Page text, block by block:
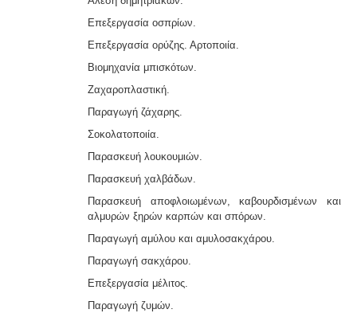
Επεξεργασία οσπρίων.
Επεξεργασία ορύζης. Αρτοποιία.
Βιομηχανία μπισκότων.
Ζαχαροπλαστική.
Παραγωγή ζάχαρης.
Σοκολατοποιία.
Παρασκευή λουκουμιών.
Παρασκευή χαλβάδων.
Παρασκευή αποφλοιωμένων, καβουρδισμένων και
αλμυρών ξηρών καρπών και σπόρων.
Παραγωγή αμύλου και αμυλοσακχάρου.
Παραγωγή σακχάρου.
Επεξεργασία μέλιτος.
Παραγωγή ζυμών.